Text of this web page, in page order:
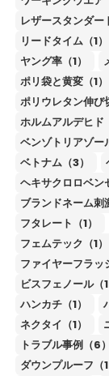
レザースタンダー
リードタイム（1）
ヤング率（1）
ポリ袋と黄変（1）
ポリウレタン伸び
ホルムアルデヒド
ベンゾトリアゾー
ベトナム（3）
ヘキサクロロベン
ブランドネーム刺
フタレート（1）
フェムテック（1）
ファイヤーフラッ
ビスフェノール（1
ハンカチ（1）
ネクタイ（1）
トラブル事例（6）
ダウンプルーフ（1